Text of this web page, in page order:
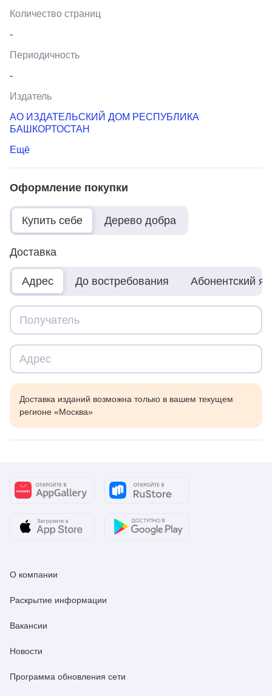
Количество страниц
-
Периодичность
-
Издатель
АО ИЗДАТЕЛЬСКИЙ ДОМ РЕСПУБЛИКА
БАШКОРТОСТАН
Ещё
Оформление покупки
Купить себе Дерево добра
Доставка
Адрес До востребования Абонентский
Доставка изданий возможна только в вашем текущем
регионе «Москва»
О компании
Раскрытие информации
Вакансии
Новости
Программа обновления сети